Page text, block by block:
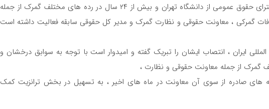
ابراهیم نقدی ، دانش آموخته دکترای حقوق عمومی از دانشگاه تهران و بیش از ۲۴ سال در رده های مختلف گمرک از جمله
گمرکی ، معاونت حقوقی و نظارت گمرک و مدیر کل حقوقی سابقه فعالیت داشته است
ایران ، انتصاب ایشان را تبریک گفته و امیدوار است با توجه به سوابق درخشان و
گمرک از جمله معاونت حقوقی و نظارت ،
های صادره از سوی آن معاونت در ماه های اخیر ، به تسهیل در بخش ترانزیت کمک